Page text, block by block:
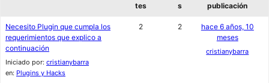
tes
s
publicación
Necesito Plugin que cumpla los
requerimientos que explico a
continuación
Iniciado por: cristianybarra
en: Plugins y Hacks
2 2
hace 6 años, 10
meses
cristianybarra